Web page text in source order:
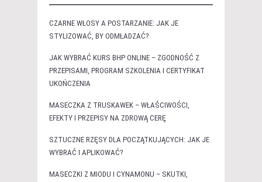
CZARNE WŁOSY A POSTARZANIE: JAK JE
STYLIZOWAĆ, BY ODMŁADZAĆ?
JAK WYBRAĆ KURS BHP ONLINE – ZGODNOŚĆ Z
PRZEPISAMI, PROGRAM SZKOLENIA I CERTYFIKAT
UKOŃCZENIA
MASECZKA Z TRUSKAWEK – WŁAŚCIWOŚCI,
EFEKTY I PRZEPISY NA ZDROWĄ CERĘ
SZTUCZNE RZĘSY DLA POCZĄTKUJĄCYCH: JAK JE
WYBRAĆ I APLIKOWAĆ?
MASECZKI Z MIODU I CYNAMONU – SKUTKI,